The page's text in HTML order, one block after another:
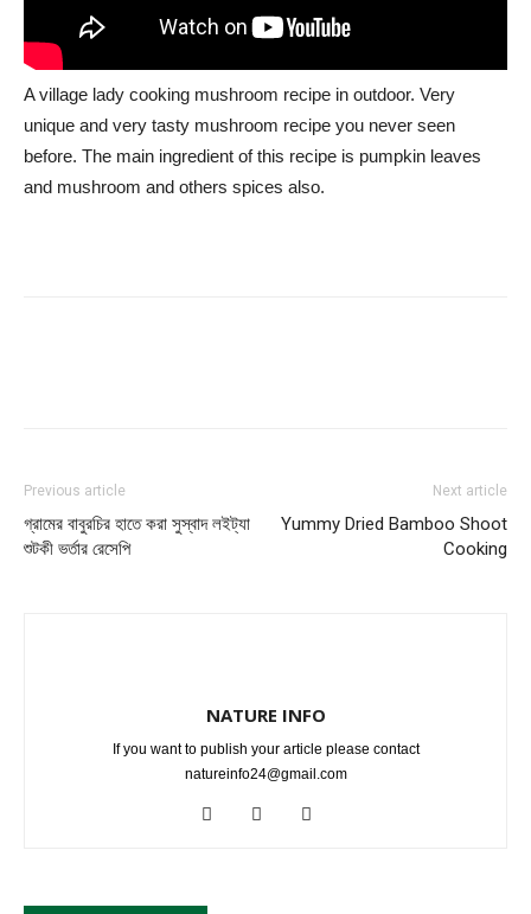
A village lady cooking mushroom recipe in outdoor. Very
unique and very tasty mushroom recipe you never seen
before. The main ingredient of this recipe is pumpkin leaves
and mushroom and others spices also.
Previous article
গ্রামের বাবুরচির হাতে করা সুস্বাদ লইট্যা
শুটকী ভর্তার রেসেপি
Next article
Yummy Dried Bamboo Shoot
Cooking
NATURE INFO
If you want to publish your article please contact
natureinfo24@gmail.com